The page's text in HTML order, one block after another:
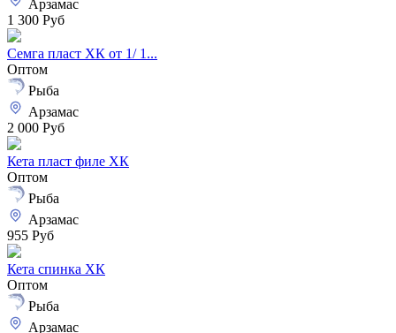
Арзамас
1 300 Руб
Семга пласт ХК от 1/ 1...
Оптом
Рыба
Арзамас
2 000 Руб
Кета пласт филе ХК
Оптом
Рыба
Арзамас
955 Руб
Кета спинка ХК
Оптом
Рыба
Арзамас